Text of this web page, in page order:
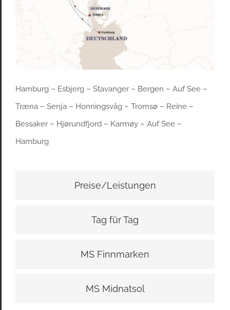
Hamburg – Esbjerg – Stavanger – Bergen – Auf See –
Træna – Senja – Honningsvåg – Tromsø – Reine –
Bessaker – Hjørundfjord – Karmøy – Auf See –
Hamburg
Preise/Leistungen
Tag für Tag
MS Finnmarken
MS Midnatsol